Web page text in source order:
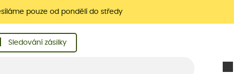
pouze od pondělí do středy
Sledování zásilky